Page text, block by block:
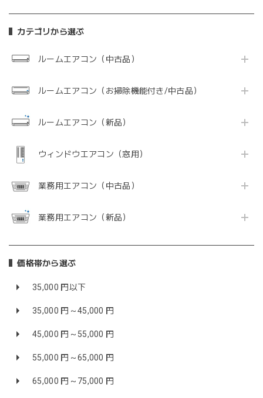
カテゴリから選ぶ
ルームエアコン（中古品）
ルームエアコン（お掃除機能付き/中古品）
ルームエアコン（新品）
ウィンドウエアコン（窓用）
業務用エアコン（中古品）
業務用エアコン（新品）
価格帯から選ぶ
35,000 円以下
35,000 円～45,000 円
45,000 円～55,000 円
55,000 円～65,000 円
65,000 円～75,000 円